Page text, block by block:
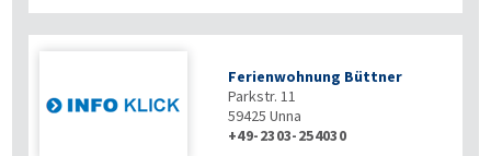
Ferienwohnung Büttner
Parkstr. 11
59425 Unna
+49-2303-254030